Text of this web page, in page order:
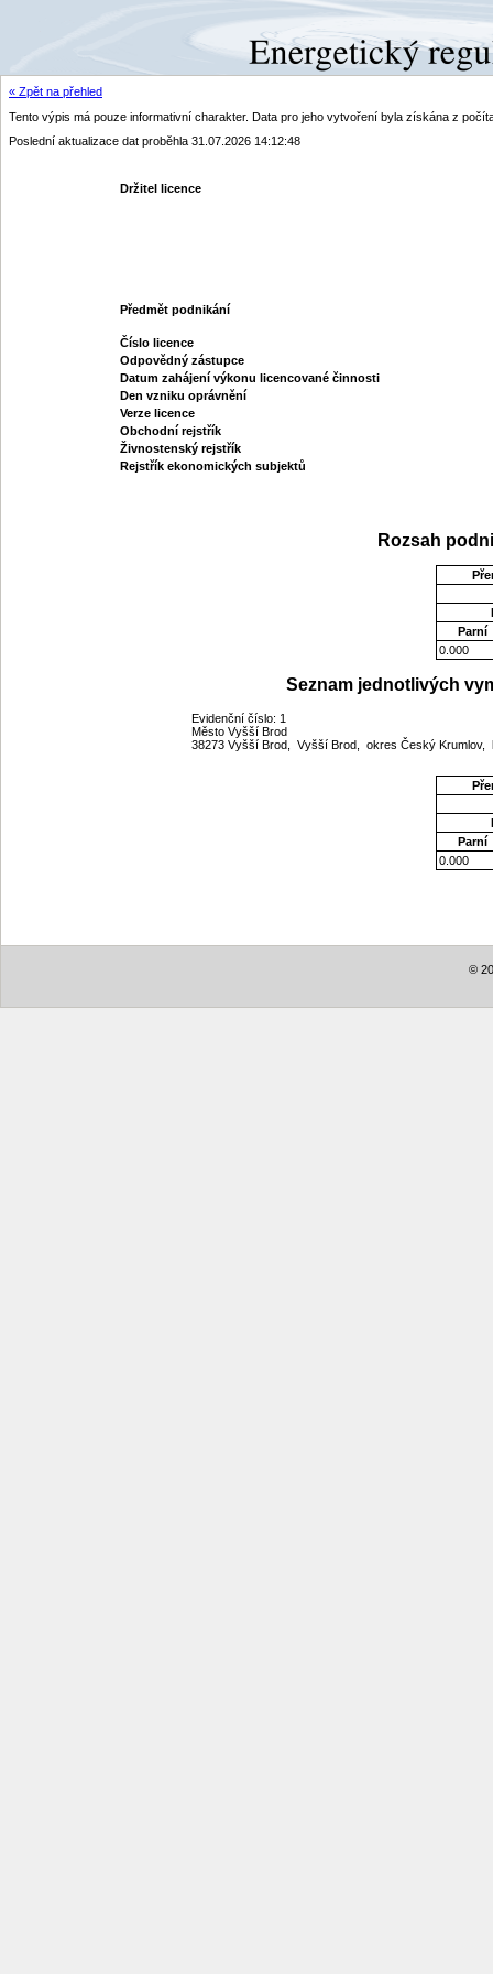
« Zpět na přehled
Tento výpis má pouze informativní charakter. Data pro jeho vytvoření byla získána z
Poslední aktualizace dat proběhla 31.07.2026 14:12:48
Držitel licence
Předmět podnikání
Číslo licence
Odpovědný zástupce
Datum zahájení výkonu licencované činnosti
Den vzniku oprávnění
Verze licence
Obchodní rejstřík
Živnostenský rejstřík
Rejstřík ekonomických subjektů
Rozsah
Parní
0.000
Seznam jednotlivých
Evidenční číslo: 1
Město Vyšší Brod
38273 Vyšší Brod, Vyšší Brod, okres Český
Parní
0.000
©